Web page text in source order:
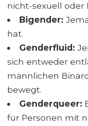
nicht-sexuell oder
Bigender:
hat.
Genderfluid:
sich entweder
männlichen
bewegt.
Genderqueer:
für Personen mit